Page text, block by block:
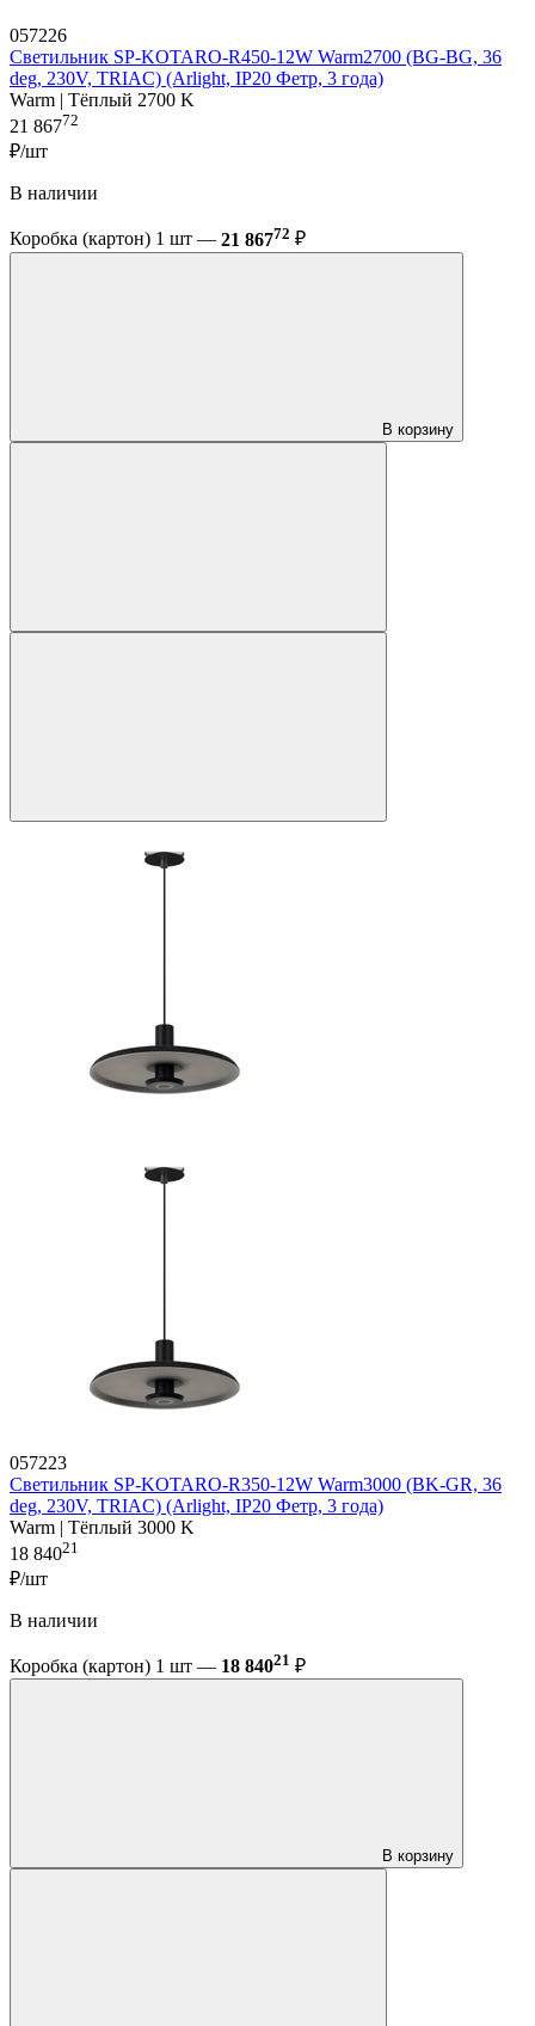
057226
Светильник SP-KOTARO-R450-12W Warm2700 (BG-BG, 36
deg, 230V, TRIAC) (Arlight, IP20 Фетр, 3 года)
Warm | Тёплый 2700 K
21 86772
₽/шт
В наличии
Коробка (картон) 1 шт — 21 86772 ₽
В корзину
057223
Светильник SP-KOTARO-R350-12W Warm3000 (BK-GR, 36
deg, 230V, TRIAC) (Arlight, IP20 Фетр, 3 года)
Warm | Тёплый 3000 K
18 84021
₽/шт
В наличии
Коробка (картон) 1 шт — 18 84021 ₽
В корзину